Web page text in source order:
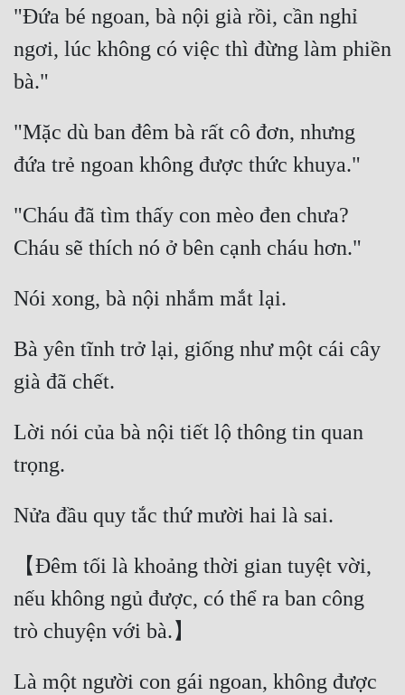
Đẹp Hiệp
Tính Cách Nhân Vật :
Cơ Trí
"Đứa bé ngoan, bà nội già rồi, cần nghỉ
ngơi, lúc không có việc thì đừng làm phiền
bà."
"Mặc dù ban đêm bà rất cô đơn, nhưng
đứa trẻ ngoan không được thức khuya."
"Cháu đã tìm thấy con mèo đen chưa?
Cháu sẽ thích nó ở bên cạnh cháu hơn."
Nói xong, bà nội nhắm mắt lại.
Bà yên tĩnh trở lại, giống như một cái cây
già đã chết.
Lời nói của bà nội tiết lộ thông tin quan
trọng.
Nửa đầu quy tắc thứ mười hai là sai.
【Đêm tối là khoảng thời gian tuyệt vời,
nếu không ngủ được, có thể ra ban công
trò chuyện với bà.】
Là một người con gái ngoan, không được